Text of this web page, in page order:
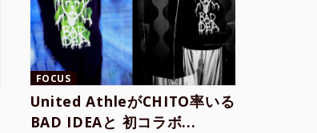
FOCUS
United AthleがCHITO率いる
BAD IDEAと 初コラボ...